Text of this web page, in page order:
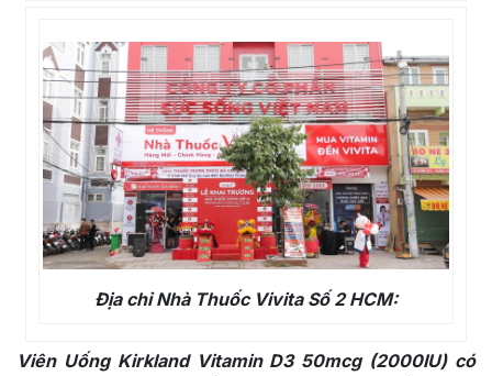
Địa chỉ Nhà Thuốc Vivita Số 2 HCM:
Viên Uống Kirkland Vitamin D3 50mcg (2000IU) có